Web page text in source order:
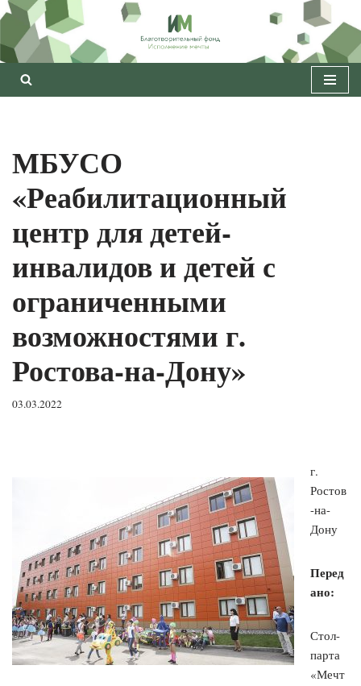
Перейти
к
содержимому
МБУСО
«Реабилитационный
центр для детей-
инвалидов и детей с
ограниченными
возможностями г.
Ростова-на-Дону»
03.03.2022
г.
Ростов
-на-
Дону
Перед
ано:
Стол-
парта
«Мечт